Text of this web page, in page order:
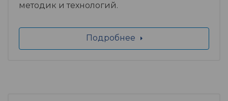
методик и технологий.
Подробнее